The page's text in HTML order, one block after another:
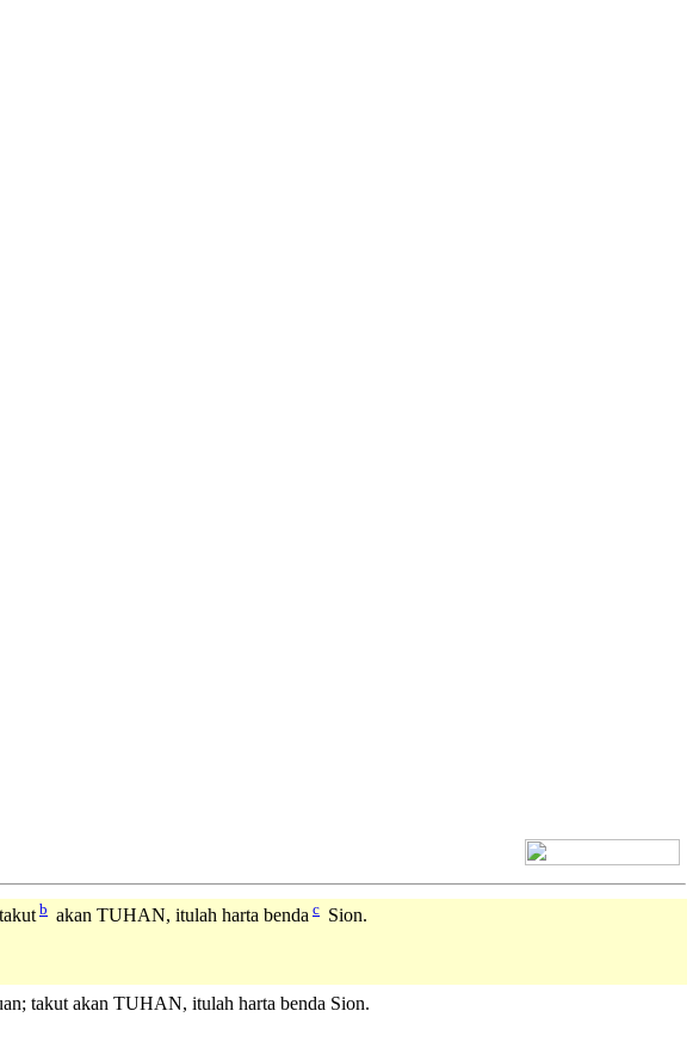
b akan TUHAN, itulah harta benda c Sion.
takut akan TUHAN, itulah harta benda Sion.